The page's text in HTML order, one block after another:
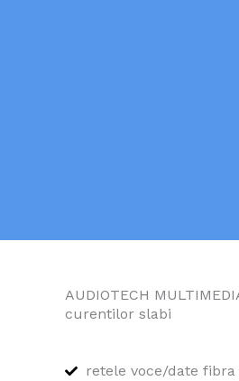
AUDIOTECH
curentilor slabi
retele voce/date fibra